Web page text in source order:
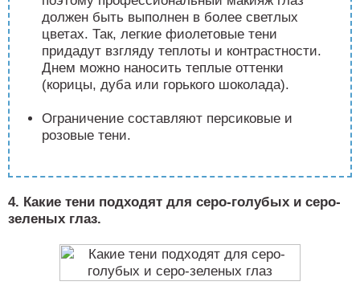
должен быть выполнен в более светлых
цветах. Так, легкие фиолетовые тени
придадут взгляду теплоты и контрастности.
Днем можно наносить теплые оттенки
(корицы, дуба или горького шоколада).
Ограничение составляют персиковые и
розовые тени.
4. Какие тени подходят для серо-голубых и серо-
зеленых глаз.